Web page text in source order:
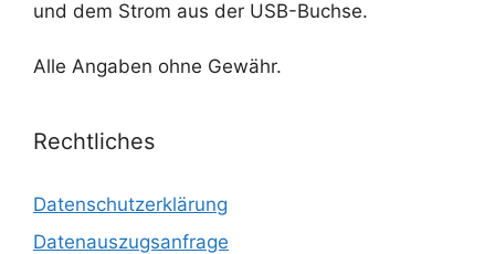
und dem Strom aus der USB-Buchse.
Alle Angaben ohne Gewähr.
Rechtliches
Datenschutzerklärung
Datenauszugsanfrage